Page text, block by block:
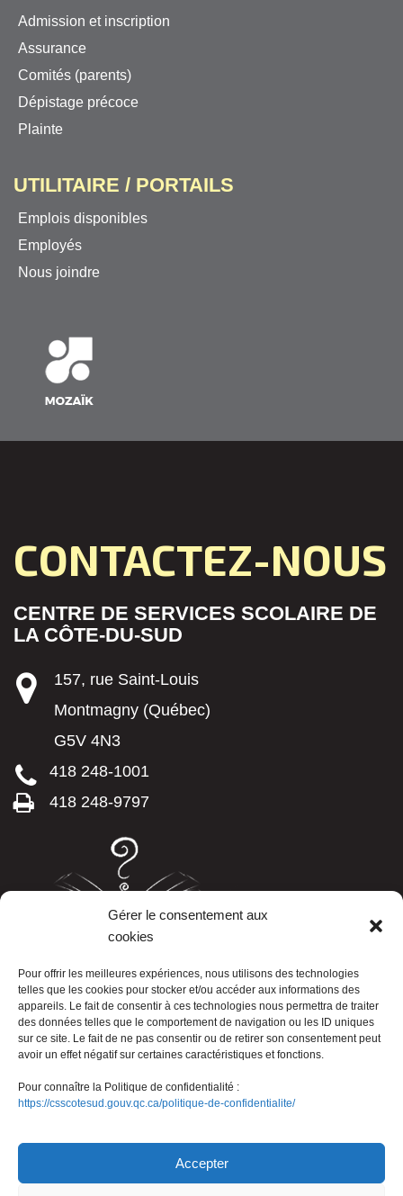
Gérer le consentement aux
cookies
Pour offrir les meilleures expériences, nous utilisons des technologies
telles que les cookies pour stocker et/ou accéder aux informations des
appareils. Le fait de consentir à ces technologies nous permettra de traiter
des données telles que le comportement de navigation ou les ID uniques
sur ce site. Le fait de ne pas consentir ou de retirer son consentement peut
avoir un effet négatif sur certaines caractéristiques et fonctions.
Pour connaître la Politique de confidentialité :
https://csscotesud.gouv.qc.ca/politique-de-confidentialite/
Accepter
Admission et inscription
Assurance
Comités (parents)
Dépistage précoce
Plainte
UTILITAIRE / PORTAILS
Emplois disponibles
Employés
Nous joindre
CONTACTEZ-NOUS
CENTRE DE SERVICES SCOLAIRE DE
LA CÔTE-DU-SUD
157, rue Saint-Louis
Montmagny (Québec)
G5V 4N3
418 248-1001
418 248-9797
LISTE TÉLÉPHONIQUE
Nous joindre